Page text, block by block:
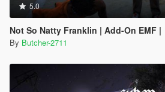
5.0
Not So Natty Franklin | Add-On EMF |
By Butcher-2711